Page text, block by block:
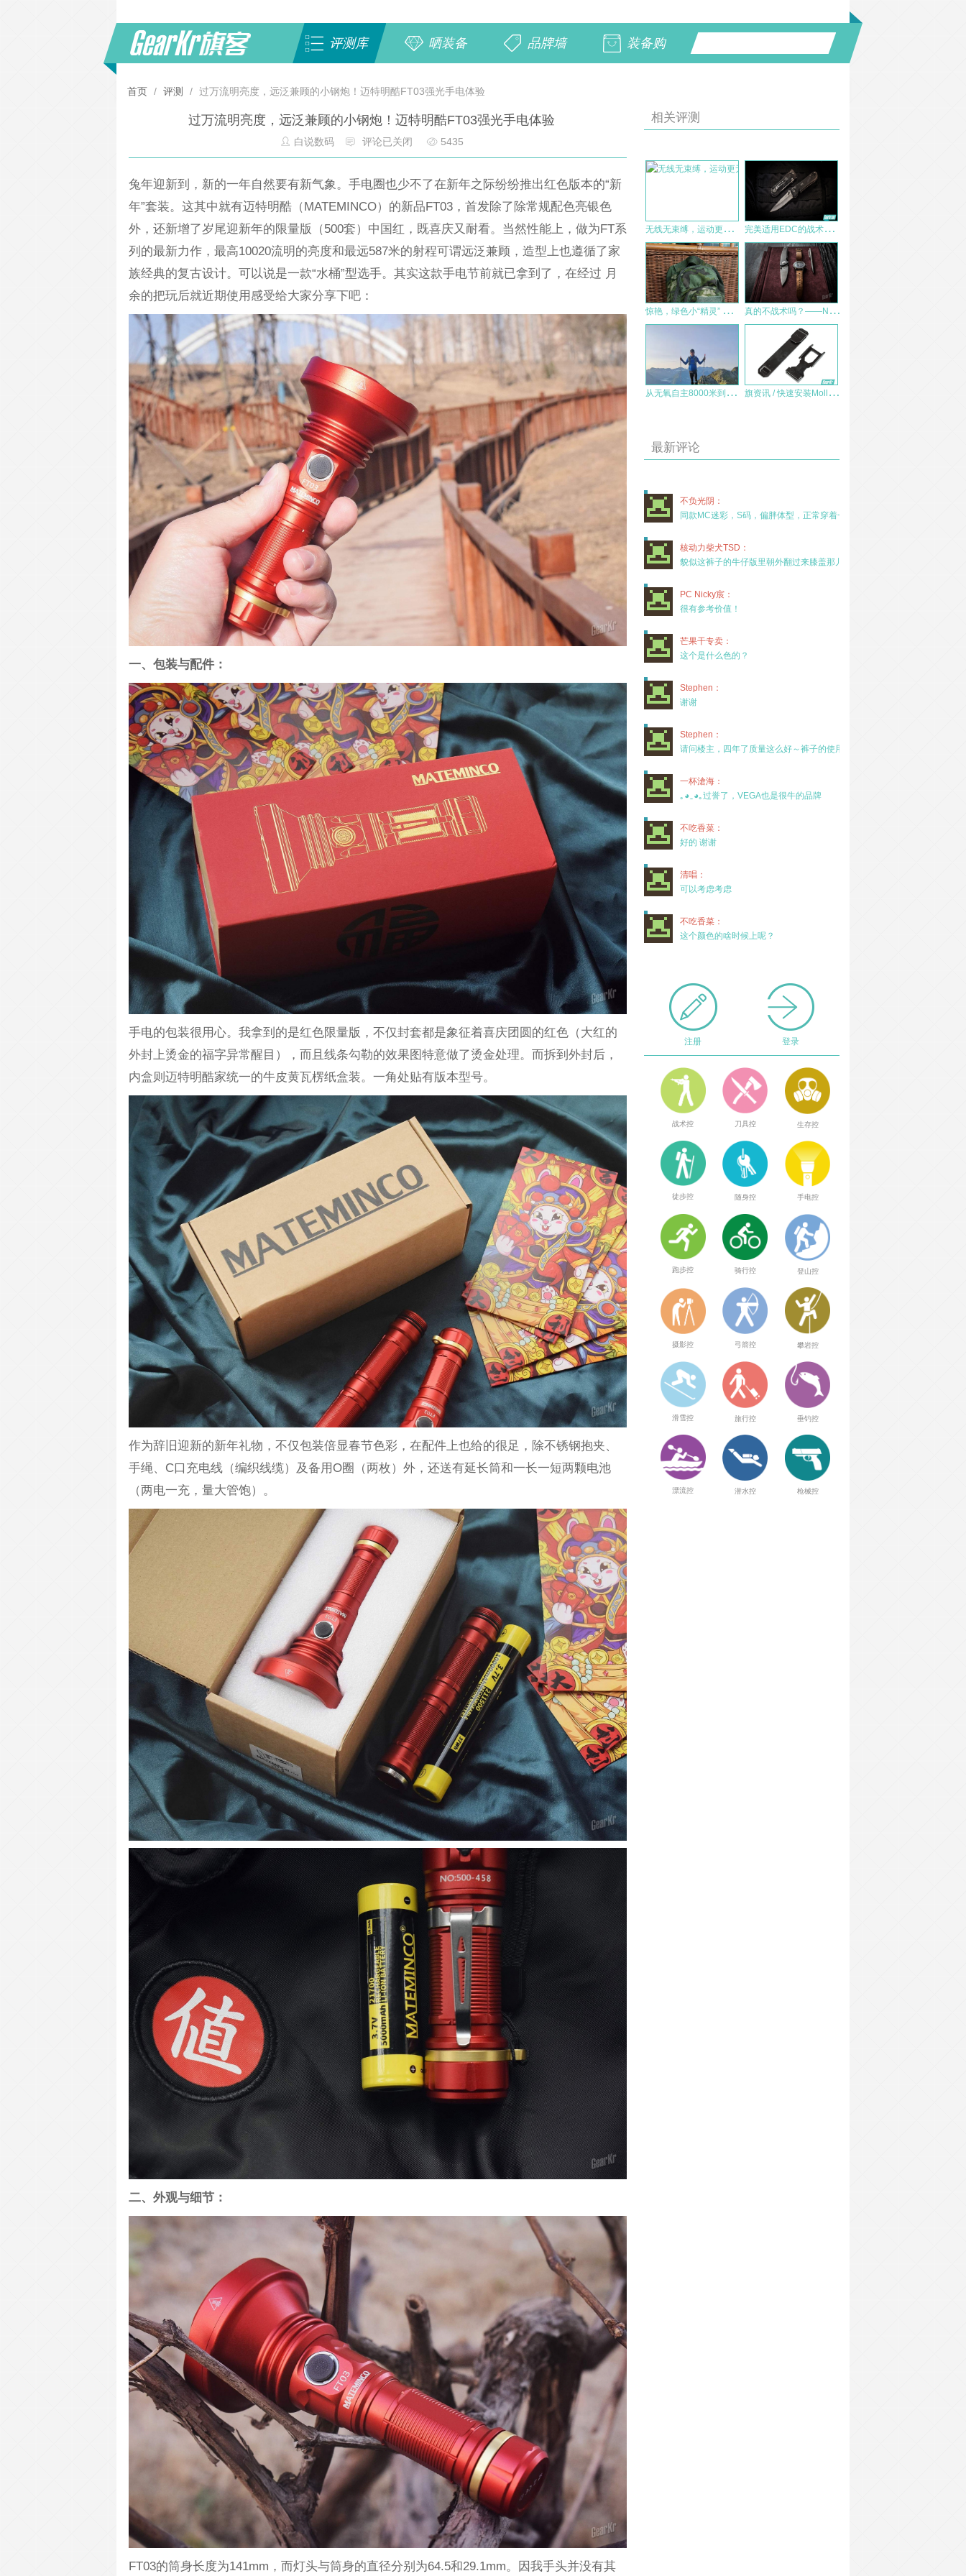
评测库 晒装备 品牌墙 装备购
首页 / 评测 / 过万流明亮度，远泛兼顾的小钢炮！迈特明酷FT03强光手电体验
过万流明亮度，远泛兼顾的小钢炮！迈特明酷FT03强光手电体验
白说数码 评论已关闭 5435
兔年迎新到，新的一年自然要有新气象。手电圈也少不了在新年之际纷纷推出红色版本的“新
年”套装。这其中就有迈特明酷（MATEMINCO）的新品FT03，首发除了除常规配色亮银色
外，还新增了岁尾迎新年的限量版（500套）中国红，既喜庆又耐看。当然性能上，做为FT系
列的最新力作，最高10020流明的亮度和最远587米的射程可谓远泛兼顾，造型上也遵循了家
族经典的复古设计。可以说是一款“水桶”型选手。其实这款手电节前就已拿到了，在经过 月
余的把玩后就近期使用感受给大家分享下吧：
一、包装与配件：
手电的包装很用心。我拿到的是红色限量版，不仅封套都是象征着喜庆团圆的红色（大红的
外封上烫金的福字异常醒目），而且线条勾勒的效果图特意做了烫金处理。而拆到外封后，
内盒则迈特明酷家统一的牛皮黄瓦楞纸盒装。一角处贴有版本型号。
作为辞旧迎新的新年礼物，不仅包装倍显春节色彩，在配件上也给的很足，除不锈钢抱夹、
手绳、C口充电线（编织线缆）及备用O圈（两枚）外，还送有延长筒和一长一短两颗电池
（两电一充，量大管饱）。
二、外观与细节：
FT03的筒身长度为141mm，而灯头与筒身的直径分别为64.5和29.1mm。因我手头并没有其
相关评测
无
线无束缚，运动更无限，mifo魔浪O5无线运动耳机体验 完
美适用EDC的战术折刀，SOG小尖刀SE14 Spec Elite I“特战精英 I”
惊
艳，绿色小“精灵” — COMBAT2000 新款战术吃鸡一级包 真
的不战术吗？——NITECORE NTP40钛合金自动铅笔测评
从
无氧自主8000米到阿尔卑斯300公里越野跑的MILLET 旗
资讯 / 快速安装Molle系统全新解决方案 — PSIGEAR® Bolt Molle插条即将上市
最新评论
不负光阴：
同款MC迷彩，S码，偏胖体型，正常穿着一年半，没
核动力柴犬TSD：
貌似这裤子的牛仔版里朝外翻过来膝盖那儿有放护膝的
PC Nicky宸：
很有参考价值！
芒果干专卖：
这个是什么色的？
Stephen：
谢谢
Stephen：
请问楼主，四年了质量这么好～裤子的使用率高吗？
一杯滄海：
｡◕‿◕｡过誉了，VEGA也是很牛的品牌
不吃香菜：
好的 谢谢
清唱：
可以考虑考虑
不吃香菜：
这个颜色的啥时候上呢？
注册 登录
战术控 刀具控 生存控
徒步控 随身控 手电控
跑步控 骑行控 登山控
摄影控 弓箭控 攀岩控
滑雪控 旅行控 垂钓控
漂流控 潜水控 枪械控